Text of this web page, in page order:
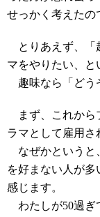
せっかく考えたの
とりあえず、「
マをやりたい、と
趣味なら「どう
まず、これから
ラマとして雇用さ
なぜかというと
を好まない人が多
感じます。
わたしが50過ぎ